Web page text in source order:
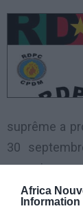
Africa
Information
suprême a
30
pouvoir,
Pas de